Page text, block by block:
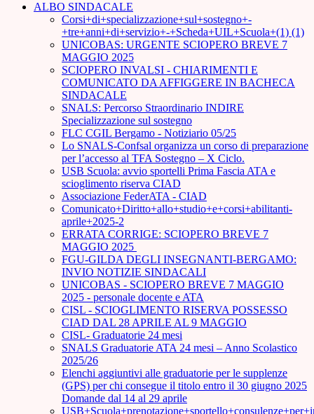
ALBO SINDACALE
Corsi+di+specializzazione+sul+sostegno+-
+tre+anni+di+servizio+-+Scheda+UIL+Scuola+(1) (1)
UNICOBAS: URGENTE SCIOPERO BREVE 7
MAGGIO 2025
SCIOPERO INVALSI - CHIARIMENTI E
COMUNICATO DA AFFIGGERE IN BACHECA
SINDACALE
SNALS: Percorso Straordinario INDIRE
Specializzazione sul sostegno
FLC CGIL Bergamo - Notiziario 05/25
Lo SNALS-Confsal organizza un corso di preparazione
per l’accesso al TFA Sostegno – X Ciclo.
USB Scuola: avvio sportelli Prima Fascia ATA e
scioglimento riserva CIAD
Associazione FederATA - CIAD
Comunicato+Diritto+allo+studio+e+corsi+abilitanti-
aprile+2025-2
ERRATA CORRIGE: SCIOPERO BREVE 7
MAGGIO 2025
FGU-GILDA DEGLI INSEGNANTI-BERGAMO:
INVIO NOTIZIE SINDACALI
UNICOBAS - SCIOPERO BREVE 7 MAGGIO
2025 - personale docente e ATA
CISL - SCIOGLIMENTO RISERVA POSSESSO
CIAD DAL 28 APRILE AL 9 MAGGIO
CISL- Graduatorie 24 mesi
SNALS Graduatorie ATA 24 mesi – Anno Scolastico
2025/26
Elenchi aggiuntivi alle graduatorie per le supplenze
(GPS) per chi consegue il titolo entro il 30 giugno 2025
Domande dal 14 al 29 aprile